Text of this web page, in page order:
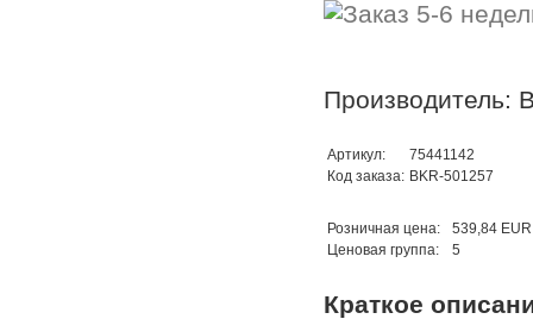
Производитель:
Артикул:
75441142
Код заказа: BKR-501257
Розничная цена:
539,84 EUR
Ценовая группа:
5
Краткое